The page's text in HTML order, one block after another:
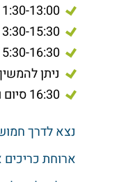
11:30-13:00 טיול אל מעיין בלב
13:30-15:30 טיול שטח בנהיגה עצמית או טיול במפלי עין גדי עם
15:30-16:30 ארוחת צהריים
ניתן
16:30 סיום ותחילת חזרה
נצא לדרך
ארוחת